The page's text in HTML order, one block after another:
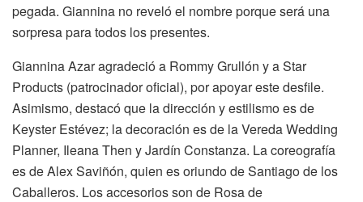
pegada. Giannina no reveló el nombre porque será una
sorpresa para todos los presentes.
Giannina Azar agradeció a Rommy Grullón y a Star
Products (patrocinador oficial), por apoyar este desfile.
Asimismo, destacó que la dirección y estilismo es de
Keyster Estévez; la decoración es de la Vereda Wedding
Planner, Ileana Then y Jardín Constanza. La coreografía
es de Alex Saviñón, quien es oriundo de Santiago de los
Caballeros. Los accesorios son de Rosa de